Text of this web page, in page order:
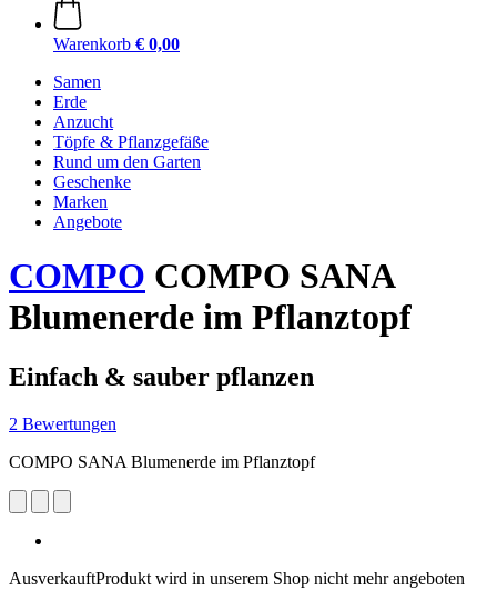
Warenkorb € 0,00
Samen
Erde
Anzucht
Töpfe & Pflanzgefäße
Rund um den Garten
Geschenke
Marken
Angebote
COMPO COMPO SANA
Blumenerde im Pflanztopf
Einfach & sauber pflanzen
2 Bewertungen
COMPO SANA Blumenerde im Pflanztopf
AusverkauftProdukt wird in unserem Shop nicht mehr angeboten